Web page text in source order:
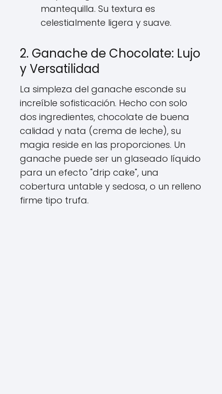
mantequilla. Su textura es
celestialmente ligera y suave.
2. Ganache de Chocolate: Lujo
y Versatilidad
La simpleza del ganache esconde su
increíble sofisticación. Hecho con solo
dos ingredientes, chocolate de buena
calidad y nata (crema de leche), su
magia reside en las proporciones. Un
ganache puede ser un glaseado líquido
para un efecto "drip cake", una
cobertura untable y sedosa, o un relleno
firme tipo trufa.